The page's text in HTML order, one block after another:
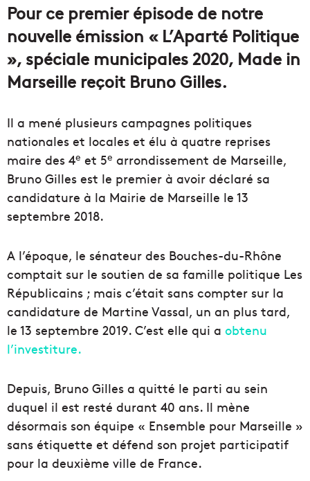
Pour ce premier épisode de notre
nouvelle émission « L’Aparté Politique
», spéciale municipales 2020, Made in
Marseille reçoit Bruno Gilles.
Il a mené plusieurs campagnes politiques
nationales et locales et élu à quatre reprises
maire des 4e et 5e arrondissement de Marseille,
Bruno Gilles est le premier à avoir déclaré sa
candidature à la Mairie de Marseille le 13
septembre 2018.
A l’époque, le sénateur des Bouches-du-Rhône
comptait sur le soutien de sa famille politique Les
Républicains ; mais c’était sans compter sur la
candidature de Martine Vassal, un an plus tard,
le 13 septembre 2019. C’est elle qui a obtenu
l’investiture.
Depuis, Bruno Gilles a quitté le parti au sein
duquel il est resté durant 40 ans. Il mène
désormais son équipe « Ensemble pour Marseille »
sans étiquette et défend son projet participatif
pour la deuxième ville de France.